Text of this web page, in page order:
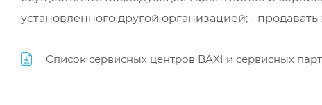
установленного другой организацией; -
Список сервисных центров BAXI и сервисных